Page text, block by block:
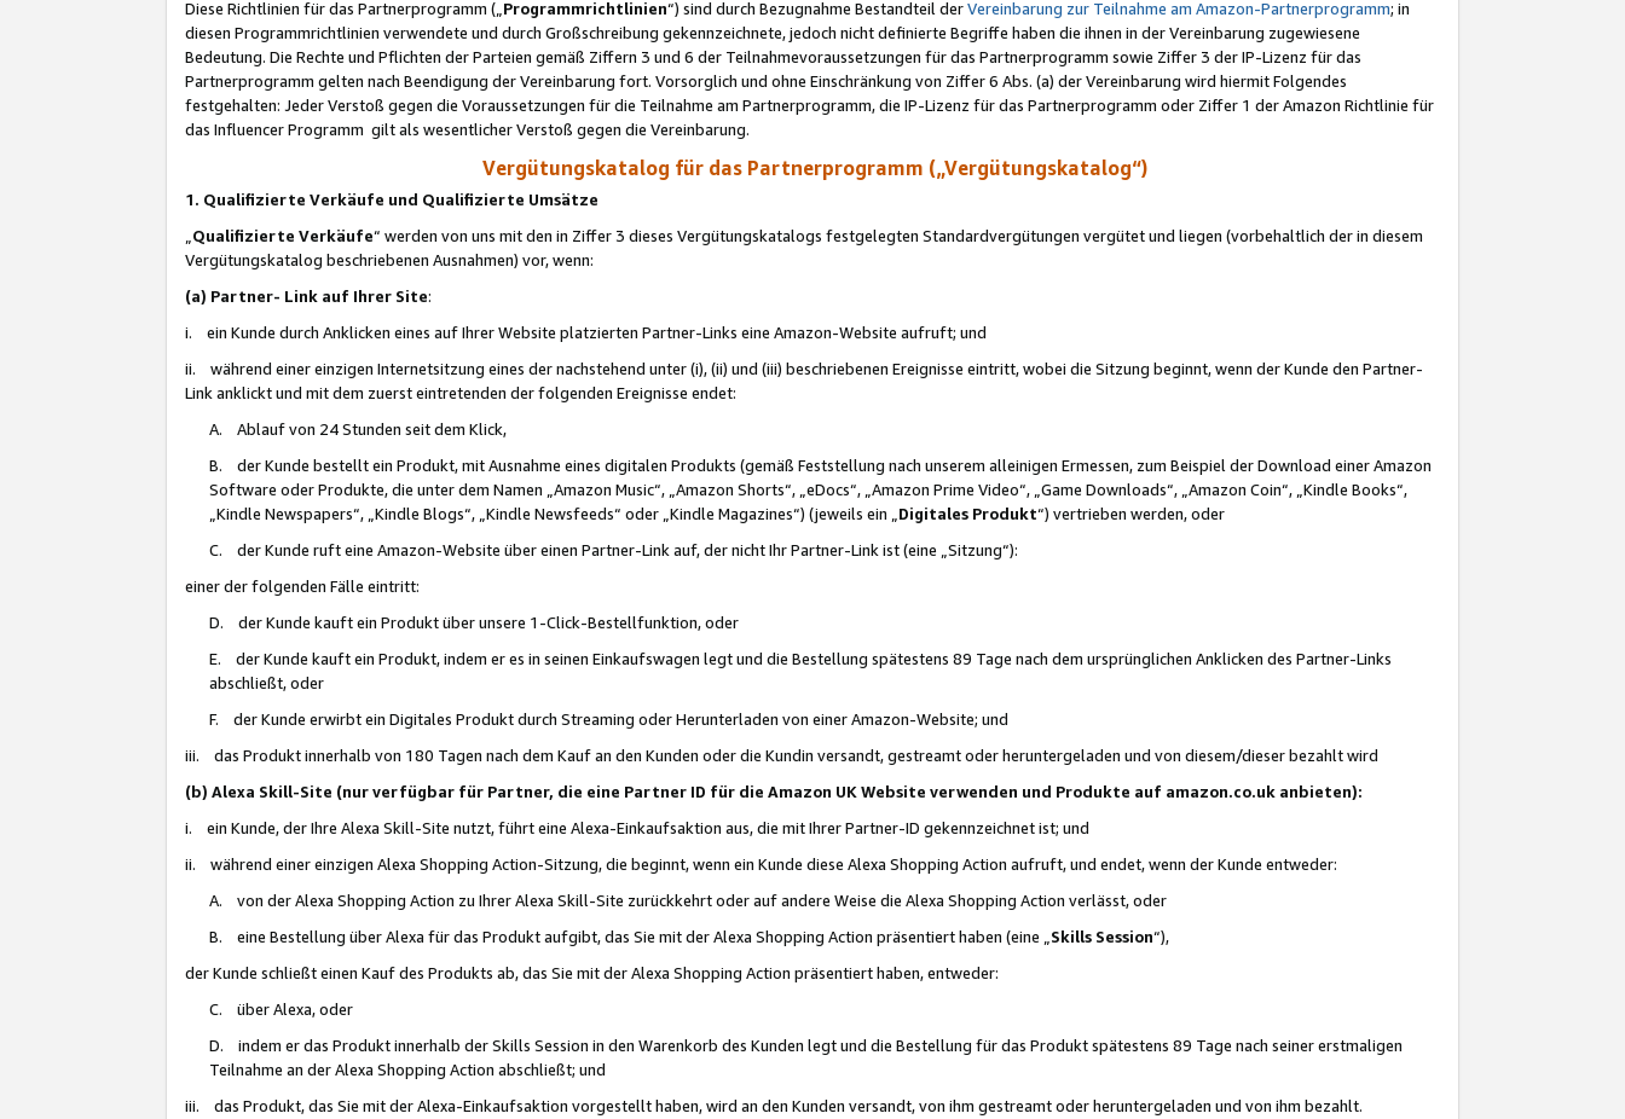
Diese Richtlinien für das Partnerprogramm („Programmrichtlinien“) sind durch Bezugnahme Bestandteil derVereinbarung zur Teilnahme am Amazon-Partnerprogramm; in
diesen Programmrichtlinien verwendete und durch Großschreibung gekennzeichnete, jedoch nicht definierte Begriffe haben die ihnen in der Vereinbarung zugewiesene
Bedeutung. Die Rechte und Pflichten der Parteien gemäß Ziffern 3 und 6 der Teilnahmevoraussetzungen für das Partnerprogramm sowie Ziffer 3 der IP-Lizenz für das
Partnerprogramm gelten nach Beendigung der Vereinbarung fort. Vorsorglich und ohne Einschränkung von Ziffer 6 Abs. (a) der Vereinbarung wird hiermit Folgendes
festgehalten: Jeder Verstoß gegen die Voraussetzungen für die Teilnahme am Partnerprogramm, die IP-Lizenz für das Partnerprogramm oder Ziffer 1 der Amazon Richtlinie für
das Influencer Programm gilt als wesentlicher Verstoß gegen die Vereinbarung.
Vergütungskatalog für das Partnerprogramm („Vergütungskatalog“)
1. Qualifizierte Verkäufe und Qualifizierte Umsätze
Qualifizierte Verkäufe“ werden von uns mit den in Ziffer 3 dieses Vergütungskatalogs festgelegten Standardvergütungen vergütet und liegen (vorbehaltlich der in diesem
Vergütungskatalog beschriebenen Ausnahmen) vor, wenn:
(a) Partner- Link auf Ihrer Site:
i. ein Kunde durch Anklicken eines auf Ihrer Website platzierten Partner-Links eine Amazon-Website aufruft; und
ii. während einer einzigen Internetsitzung eines der nachstehend unter (i), (ii) und (iii) beschriebenen Ereignisse eintritt, wobei die Sitzung beginnt, wenn der Kunde den Partner-
Link anklickt und mit dem zuerst eintretenden der folgenden Ereignisse endet:
A. Ablauf von 24 Stunden seit dem Klick,
B. der Kunde bestellt ein Produkt, mit Ausnahme eines digitalen Produkts (gemäß Feststellung nach unserem alleinigen Ermessen, zum Beispiel der Download einer Amazon
Software oder Produkte, die unter dem Namen „Amazon Music“, „Amazon Shorts“, „eDocs“, „Amazon Prime Video“, „Game Downloads“, „Amazon Coin“, „Kindle Books“,
„Kindle Newspapers“, „Kindle Blogs“, „Kindle Newsfeeds“ oder „Kindle Magazines“) (jeweils ein „ Digitales Produkt“) vertrieben werden, oder
C. der Kunde ruft eine Amazon-Website über einen Partner-Link auf, der nicht Ihr Partner-Link ist (eine „Sitzung“):
einer der folgenden Fälle eintritt:
D. der Kunde kauft ein Produkt über unsere 1-Click-Bestellfunktion, oder
E. der Kunde kauft ein Produkt, indem er es in seinen Einkaufswagen legt und die Bestellung spätestens 89 Tage nach dem ursprünglichen Anklicken des Partner-Links
abschließt, oder
F. der Kunde erwirbt ein Digitales Produkt durch Streaming oder Herunterladen von einer Amazon-Website; und
iii. das Produkt innerhalb von 180 Tagen nach dem Kauf an den Kunden oder die Kundin versandt, gestreamt oder heruntergeladen und von diesem/dieser bezahlt wird
(b) Alexa Skill-Site (nur verfügbar für Partner, die eine Partner ID für die Amazon UK Website verwenden und Produkte auf amazon.co.uk anbieten):
i. ein Kunde, der Ihre Alexa Skill-Site nutzt, führt eine Alexa-Einkaufsaktion aus, die mit Ihrer Partner-ID gekennzeichnet ist; und
ii. während einer einzigen Alexa Shopping Action-Sitzung, die beginnt, wenn ein Kunde diese Alexa Shopping Action aufruft, und endet, wenn der Kunde entweder:
A. von der Alexa Shopping Action zu Ihrer Alexa Skill-Site zurückkehrt oder auf andere Weise die Alexa Shopping Action verlässt, oder
B. eine Bestellung über Alexa für das Produkt aufgibt, das Sie mit der Alexa Shopping Action präsentiert haben (eine „ Skills Session“),
der Kunde schließt einen Kauf des Produkts ab, das Sie mit der Alexa Shopping Action präsentiert haben, entweder:
C. über Alexa, oder
D. indem er das Produkt innerhalb der Skills Session in den Warenkorb des Kunden legt und die Bestellung für das Produkt spätestens 89 Tage nach seiner erstmaligen
Teilnahme an der Alexa Shopping Action abschließt; und
iii. das Produkt, das Sie mit der Alexa-Einkaufsaktion vorgestellt haben, wird an den Kunden versandt, von ihm gestreamt oder heruntergeladen und von ihm bezahlt.